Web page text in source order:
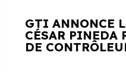
GTI ANNONCE
CÉSAR PINEDA
DE